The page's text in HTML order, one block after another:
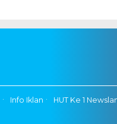
Info Iklan
HUT Ke 1